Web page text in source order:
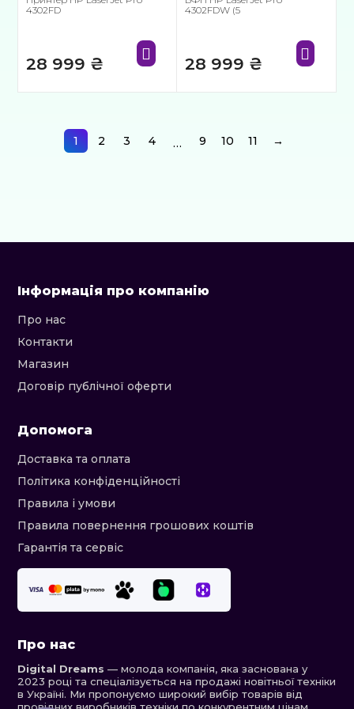
4302FD
28 999 ₴
4302FDW (5
28 999 ₴
1 2 3 4 … 9 10 11 →
Інформація про компанію
Про нас
Контакти
Магазин
Договір публічної оферти
Допомога
Доставка та оплата
Політика конфіденційності
Правила і умови
Правила повернення грошових коштів
Гарантія та сервіс
Про нас
Digital Dreams — молода компанія, яка заснована у
2023 році та спеціалізується на продажі новітньої техніки
в Україні. Ми пропонуємо широкий вибір товарів від